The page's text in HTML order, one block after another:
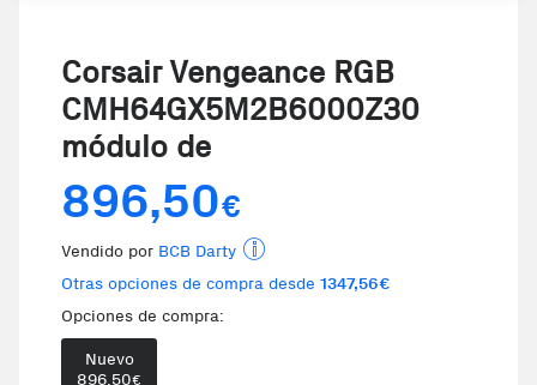
Corsair Vengeance RGB
CMH64GX5M2B6000Z30
módulo de
896,50€
Vendido por BCB Darty
Otras opciones de compra desde 1347,56€
Opciones de compra:
Nuevo
896,50€